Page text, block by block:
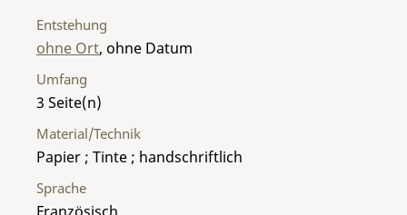
Entstehung
ohne Ort, ohne Datum
Umfang
3
Material/Technik
Papier ; Tinte ; handschriftlich
Sprache
Französisch